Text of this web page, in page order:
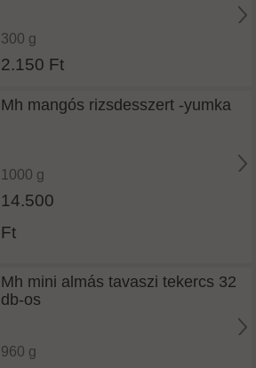
300 g
2.150 Ft
Mh mangós rizsdesszert -yumka
1000 g
14.500
Ft
Mh mini almás tavaszi tekercs 32
db-os
960 g